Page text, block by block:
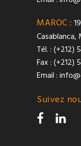
MAROC :
Casablanca,
Tél. : (+212)
Fax : (+212)
Email :
Suivez